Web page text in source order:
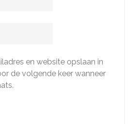
en website opslaan in
de volgende keer wanneer